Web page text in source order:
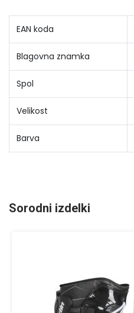
EAN koda
Blagovna znamka
Spol
Velikost
Barva
Sorodni izdelki